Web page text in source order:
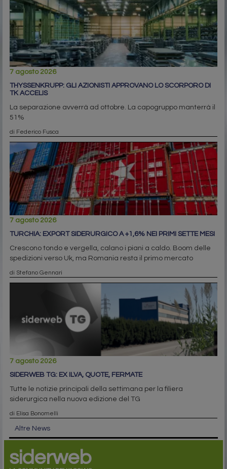
7 agosto 2026
THYSSENKRUPP: GLI AZIONISTI APPROVANO LO SCORPORO DI
TK ACCELIS
La separazione avverrà ad ottobre. La capogruppo manterrà il
51%
di Federico Fusca
7 agosto 2026
TURCHIA: EXPORT SIDERURGICO A +1,6% NEI PRIMI SETTE MESI
Crescono tondo e vergella, calano i piani a caldo. Boom delle
spedizioni verso Uk, ma Romania resta il primo mercato
di Stefano Gennari
7 agosto 2026
SIDERWEB TG: EX ILVA, QUOTE, FERMATE
Tutte le notizie principali della settimana per la filiera
siderurgica nella nuova edizione del TG
di Elisa Bonomelli
Altre News
siderweb